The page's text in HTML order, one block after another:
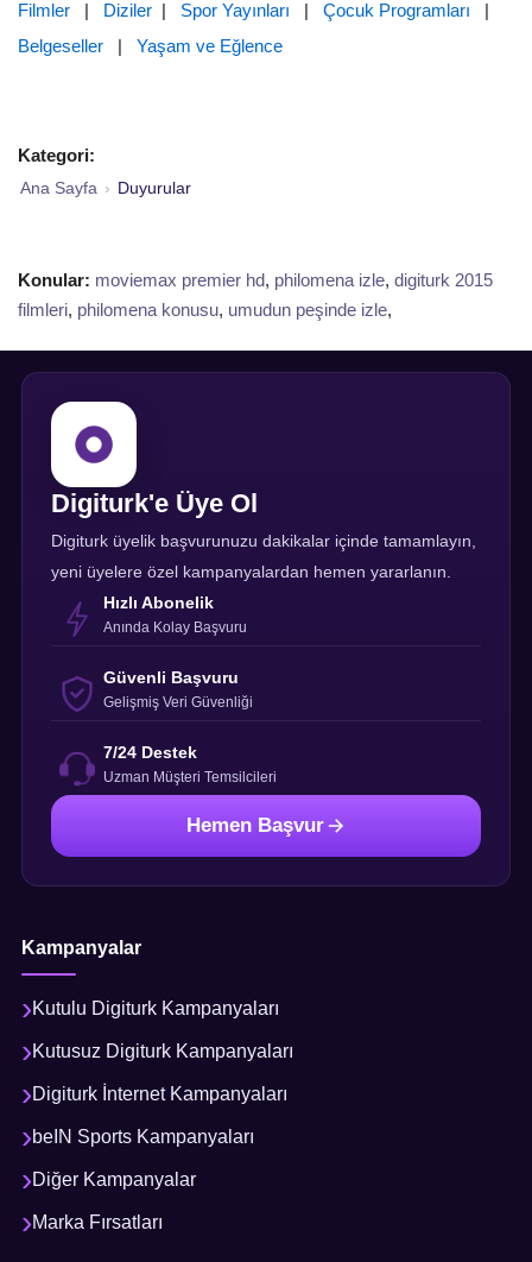
Filmler | Diziler | Spor Yayınları | Çocuk Programları |
Belgeseller | Yaşam ve Eğlence
Kategori:
Ana Sayfa › Duyurular
Konular: moviemax premier hd, philomena izle, digiturk 2015
filmleri, philomena konusu, umudun peşinde izle,
Digiturk'e Üye Ol
Digiturk üyelik başvurunuzu dakikalar içinde tamamlayın,
yeni üyelere özel kampanyalardan hemen yararlanın.
Hızlı Abonelik
Anında Kolay Başvuru
Güvenli Başvuru
Gelişmiş Veri Güvenliği
7/24 Destek
Uzman Müşteri Temsilcileri
Hemen Başvur
Kampanyalar
Kutulu Digiturk Kampanyaları
Kutusuz Digiturk Kampanyaları
Digiturk İnternet Kampanyaları
beIN Sports Kampanyaları
Diğer Kampanyalar
Marka Fırsatları